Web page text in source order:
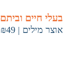
בעלי חיים וביתם
אוצר מילים |
₪49